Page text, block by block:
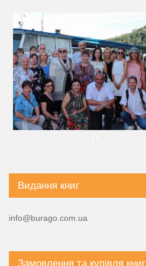
2019
Видання книг
info@burago.com.ua
Замовлення та купівля книг